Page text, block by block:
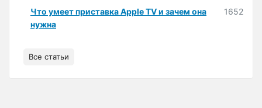
Что умеет приставка Apple TV и зачем она
нужна
1652
Все статьи